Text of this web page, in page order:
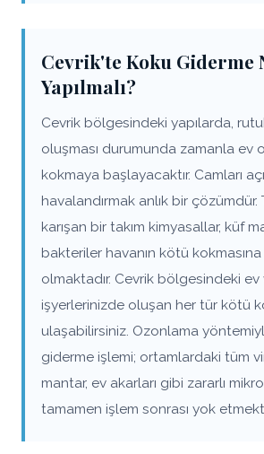
Cevrik'te Koku Giderme
Yapılmalı?
Cevrik bölgesindeki yapılarda,
oluşması durumunda zamanla ev
kokmaya başlayacaktır. Camları
havalandırmak anlık bir çözümdür.
karışan bir takım kimyasallar, küf
bakteriler havanın kötü
olmaktadır. Cevrik bölgesindeki ev
işyerlerinizde oluşan her tür kötü
ulaşabilirsiniz. Ozonlama
giderme işlemi; ortamlardaki tüm
mantar, ev akarları gibi zararlı
tamamen işlem sonrası yok